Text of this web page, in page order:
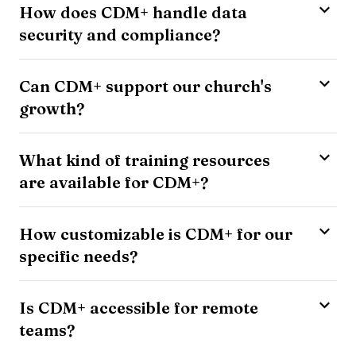
How does CDM+ handle data
security and compliance?
Can CDM+ support our church's
growth?
What kind of training resources
are available for CDM+?
How customizable is CDM+ for our
specific needs?
Is CDM+ accessible for remote
teams?